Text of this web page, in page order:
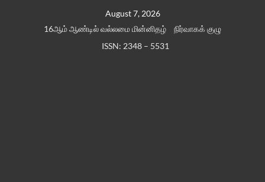
August 7, 2026
16ஆம் ஆண்டில் வல்லமை மின்னிதழ்
நிர்வாகக் குழு
ISSN: 2348 – 5531